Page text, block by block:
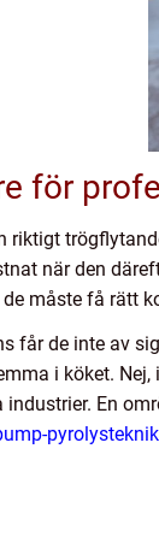
för
riktigt
när den
de måste få rätt
får de inte av
i köket.
industrier. En